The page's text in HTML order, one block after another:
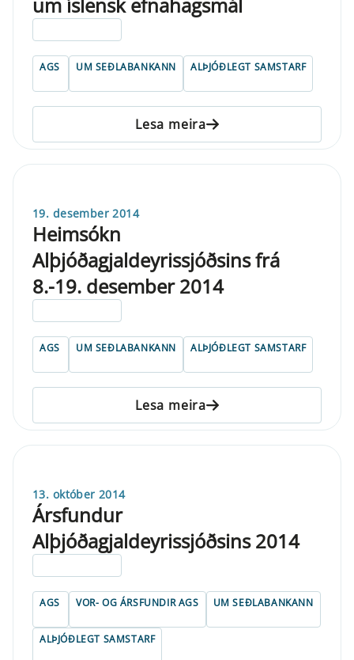
AGS UM SEÐLABANKANN ALÞJÓÐLEGT SAMSTARF
Lesa meira
19. desember 2014
Heimsókn
Alþjóðagjaldeyrissjóðsins frá
8.-19. desember 2014
AGS UM SEÐLABANKANN ALÞJÓÐLEGT SAMSTARF
Lesa meira
13. október 2014
Ársfundur
Alþjóðagjaldeyrissjóðsins 2014
AGS VOR- OG ÁRSFUNDIR AGS UM SEÐLABANKANN
ALÞJÓÐLEGT SAMSTARF